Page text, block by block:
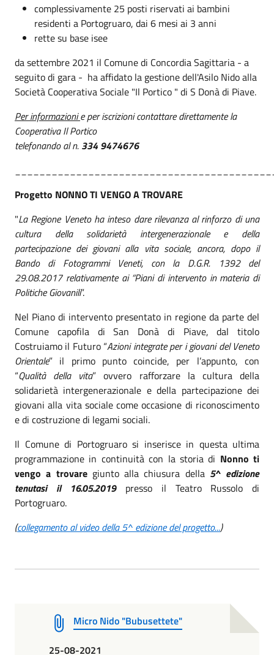
complessivamente 25 posti riservati ai bambini
residenti a Portogruaro, dai 6 mesi ai 3 anni
rette su base isee
da settembre 2021 il Comune di Concordia Sagittaria - a
seguito di gara - ha affidato la gestione dell'Asilo Nido alla
Società Cooperativa Sociale "Il Portico " di S Donà di Piave.
Per informazionie per iscrizioni contattare direttamente la
Cooperativa Il Portico
telefonando al n. 334 9474676
Progetto NONNO TI VENGO A TROVARE
"La Regione Veneto ha inteso dare rilevanza al rinforzo di una
cultura della solidarietà intergenerazionale e della
partecipazione dei giovani alla vita sociale, ancora, dopo il
Bando di Fotogrammi Veneti, con la D.G.R. 1392 del
29.08.2017 relativamente ai “Piani di intervento in materia di
Politiche Giovanili”.
Nel Piano di intervento presentato in regione da parte del
Comune capofila di San Donà di Piave, dal titolo
Costruiamo il Futuro “Azioni integrate per i giovani del Veneto
Orientale” il primo punto coincide, per l’appunto, con
“Qualità della vita” ovvero rafforzare la cultura della
solidarietà intergenerazionale e della partecipazione dei
giovani alla vita sociale come occasione di riconoscimento
e di costruzione di legami sociali.
Il Comune di Portogruaro si inserisce in questa ultima
programmazione in continuità con la storia di Nonno ti
vengo a trovaregiunto alla chiusura della 5^ edizione
tenutasi il 16.05.2019presso il Teatro Russolo di
Portogruaro.
(collegamento al video della 5^ edizione del progetto...)
Micro Nido "Bubusettete"
25-08-2021